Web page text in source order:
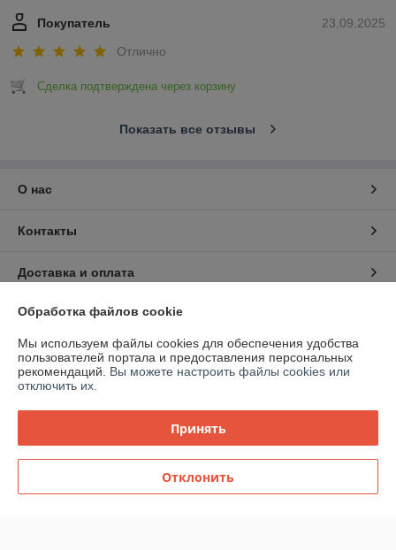
23.09.2025
Покупатель
Отлично
Сделка подтверждена через корзину
Показать все отзывы
О нас
Контакты
Доставка и оплата
График работы
Полная версия сайта
Сайт создан на платформе Deal.by
Обработка файлов cookie
Мы используем файлы cookies для обеспечения удобства
пользователей портала и предоставления персональных
рекомендаций. Вы можете настроить файлы cookies или
отключить их.
Принять
Отклонить